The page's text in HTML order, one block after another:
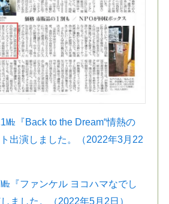
㎒『Back to the Dream“情熱の
出演しました。（2022年3月22
『ファンケル ヨコハマなでし
ました。（2022年5月2日）